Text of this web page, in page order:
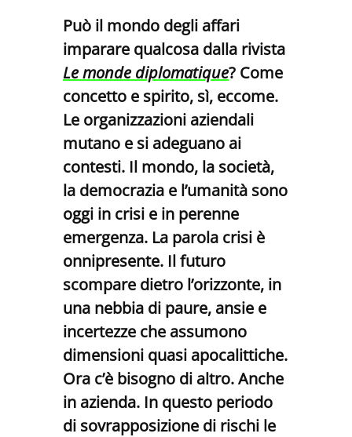
Può il mondo degli affari
imparare qualcosa dalla rivista
Le monde diplomatique? Come
concetto e spirito, sì, eccome.
Le organizzazioni aziendali
mutano e si adeguano ai
contesti. Il mondo, la società,
la democrazia e l’umanità sono
oggi in crisi e in perenne
emergenza. La parola crisi è
onnipresente. Il futuro
scompare dietro l’orizzonte, in
una nebbia di paure, ansie e
incertezze che assumono
dimensioni quasi apocalittiche.
Ora c’è bisogno di altro. Anche
in azienda. In questo periodo
di sovrapposizione di rischi le